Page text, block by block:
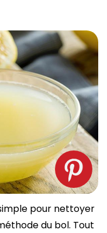
pour nettoyer
du bol. Tout